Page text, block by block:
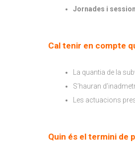
Jornades i
Cal tenir en compte
La quantia de la
S’hauran
Les actuacions
Quin és el termini de